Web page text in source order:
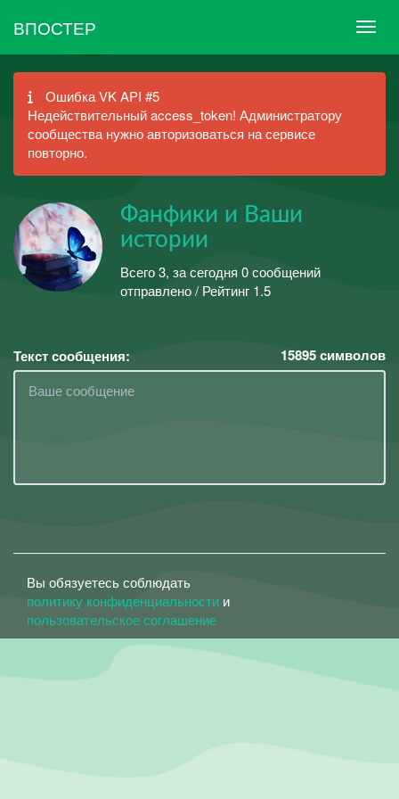
ВПОСТЕР
Ошибка VK API #5
Недействительный access_token! Администратору
сообщества нужно авторизоваться на сервисе
повторно.
Фанфики и Ваши
истории
Всего 3, за сегодня 0 сообщений
отправлено / Рейтинг 1.5
Текст сообщения: 15895символов
Вы обязуетесь соблюдать
политику конфиденциальности и
пользовательское соглашение